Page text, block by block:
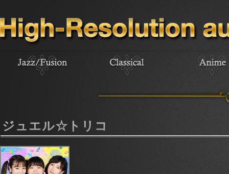
ジュエル☆トリコ